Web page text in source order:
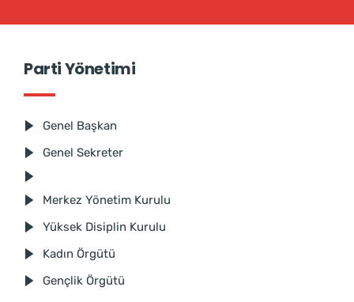
Parti Yönetimi
Genel Başkan
Genel Sekreter
Merkez Yönetim Kurulu
Yüksek Disiplin Kurulu
Kadın Örgütü
Gençlik Örgütü